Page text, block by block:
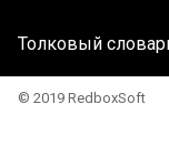
Толковый
© 2019 RedboxSoft